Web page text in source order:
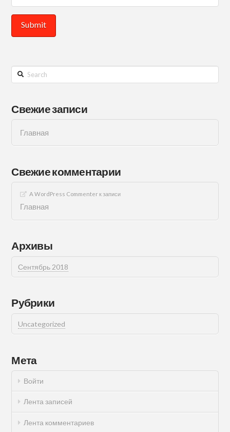
Search
Свежие записи
Главная
Свежие комментарии
A WordPress Commenterк записи
Главная
Архивы
Сентябрь 2018
Рубрики
Uncategorized
Мета
Войти
Лента записей
Лента комментариев